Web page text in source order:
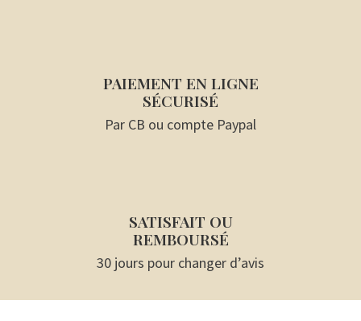
PAIEMENT EN LIGNE
SÉCURISÉ
Par CB ou compte Paypal
SATISFAIT OU
REMBOURSÉ
30 jours pour changer d’avis